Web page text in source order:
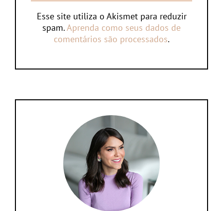
Esse site utiliza o Akismet para reduzir
spam.Aprenda como seus dados de
comentários são processados.